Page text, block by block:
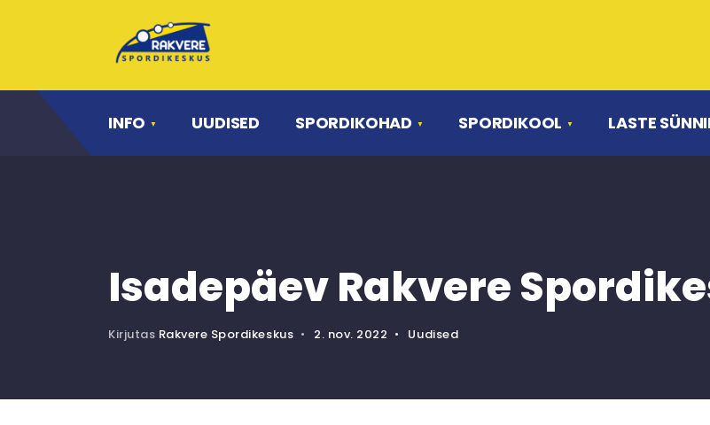
INFO UUDISED SPORDIKOHAD SPORDIKOOL LASTE
Isadepäev Rakvere
Kirjutas Rakvere Spordikeskus • 2. nov. 2022 • Uudised